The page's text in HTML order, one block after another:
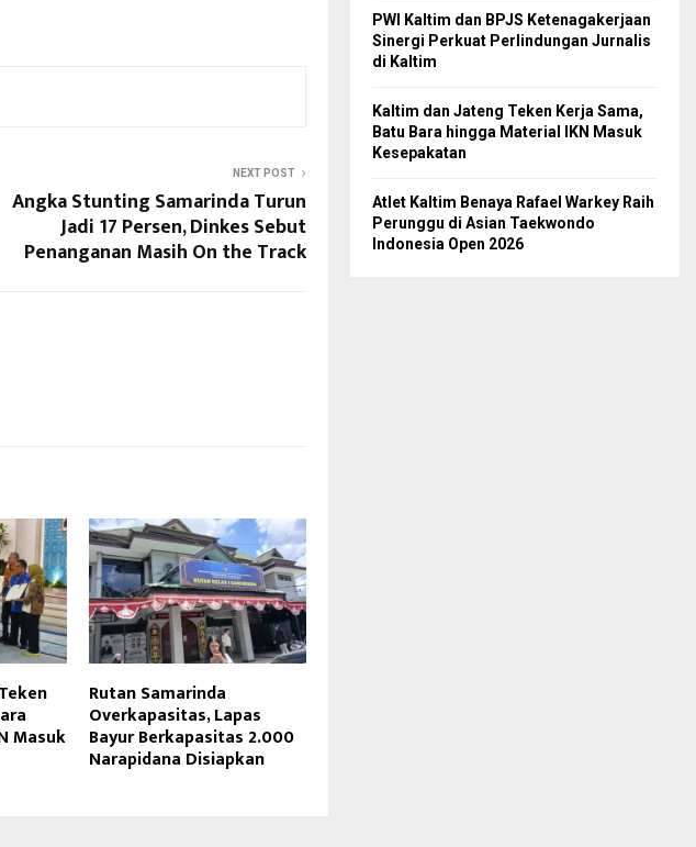
NEXT POST
Angka Stunting Samarinda Turun
Jadi 17 Persen, Dinkes Sebut
Penanganan Masih On the Track
Masuk
Rutan Samarinda
Overkapasitas, Lapas
Bayur Berkapasitas 2.000
Narapidana Disiapkan
PWI Kaltim dan BPJS Ketenagakerjaan
Sinergi Perkuat Perlindungan Jurnalis
di Kaltim
Kaltim dan Jateng Teken Kerja Sama,
Batu Bara hingga Material IKN Masuk
Kesepakatan
Atlet Kaltim Benaya Rafael Warkey Raih
Perunggu di Asian Taekwondo
Indonesia Open 2026